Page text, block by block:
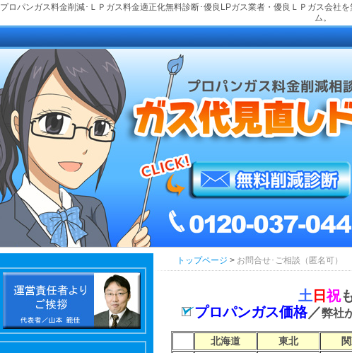
プロパンガス料金削減･ＬＰガス料金適正化無料診断･優良LPガス業者・優良ＬＰガス会社
ム。
トップページ > お問合せ･ご相談（匿名可）
土 日祝
プロパンガス価格／弊社
北海道 東北